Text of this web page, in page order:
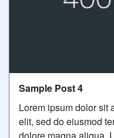
Sample Post 4
Lorem ipsum dolor sit
elit, sed do eiusmod